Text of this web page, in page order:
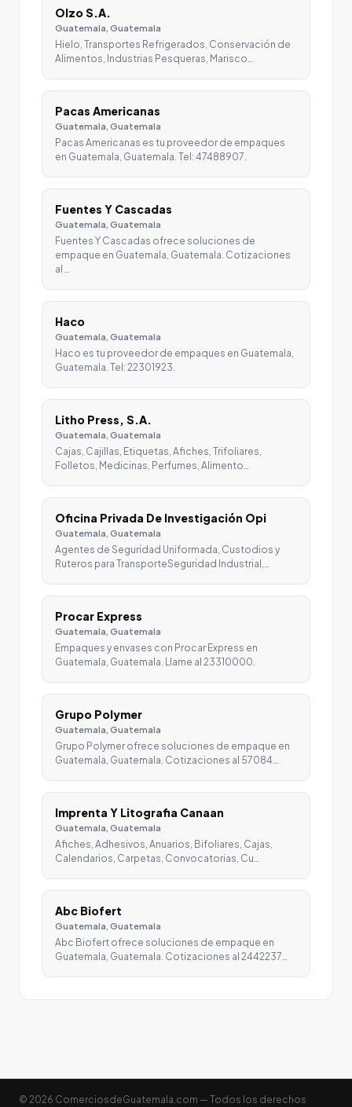
Olzo S.A.
Guatemala, Guatemala
Hielo, Transportes Refrigerados, Conservación de
Alimentos, Industrias Pesqueras, Marisco…
Pacas Americanas
Guatemala, Guatemala
Pacas Americanas es tu proveedor de empaques
en Guatemala, Guatemala. Tel: 47488907.
Fuentes Y Cascadas
Guatemala, Guatemala
Fuentes Y Cascadas ofrece soluciones de
empaque en Guatemala, Guatemala. Cotizaciones
al …
Haco
Guatemala, Guatemala
Haco es tu proveedor de empaques en Guatemala,
Guatemala. Tel: 22301923.
Litho Press, S.A.
Guatemala, Guatemala
Cajas, Cajillas, Etiquetas, Afiches, Trifoliares,
Folletos, Medicinas, Perfumes, Alimento…
Oficina Privada De Investigación Opi
Guatemala, Guatemala
Agentes de Seguridad Uniformada, Custodios y
Ruteros para TransporteSeguridad Industrial,…
Procar Express
Guatemala, Guatemala
Empaques y envases con Procar Express en
Guatemala, Guatemala. Llame al 23310000.
Grupo Polymer
Guatemala, Guatemala
Grupo Polymer ofrece soluciones de empaque en
Guatemala, Guatemala. Cotizaciones al 57084…
Imprenta Y Litografia Canaan
Guatemala, Guatemala
Afiches, Adhesivos, Anuarios, Bifoliares, Cajas,
Calendarios, Carpetas, Convocatorias, Cu…
Abc Biofert
Guatemala, Guatemala
Abc Biofert ofrece soluciones de empaque en
Guatemala, Guatemala. Cotizaciones al 2442237…
© 2026 ComerciosdeGuatemala.com — Todos los derechos